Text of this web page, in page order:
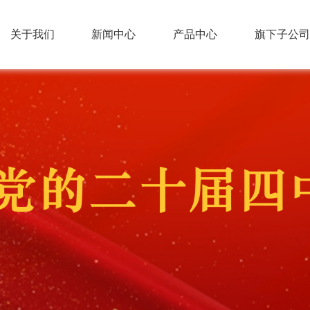
关于我们 新闻中心 产品中心 旗下子公司